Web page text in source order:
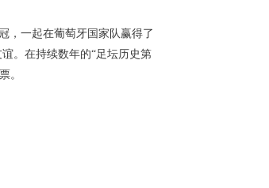
，一起在葡萄牙国家队赢得了
。在持续数年的“足坛历史第
。